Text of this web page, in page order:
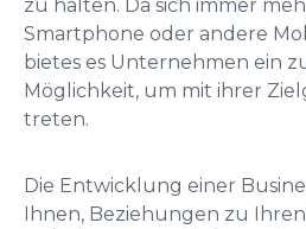
zu halten. Da sich immer
Smartphone oder andere
bietes es Unternehmen ein
Möglichkeit, um mit ihrer
treten.
Die Entwicklung einer
Ihnen, Beziehungen zu